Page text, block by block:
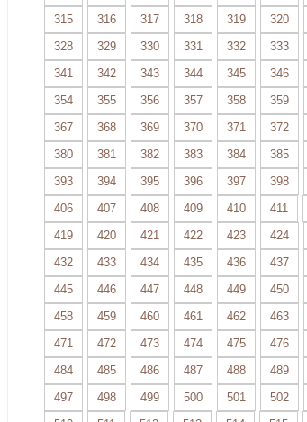
315
316 317 318 319 320
328
329 330 331 332 333
341
342 343 344 345 346
354
355 356 357 358 359
367
368 369 370 371 372
380
381 382 383 384 385
393
394 395 396 397 398
406
407 408 409 410 411
419
420 421 422 423 424
432
433 434 435 436 437
445
446 447 448 449 450
458
459 460 461 462 463
471
472 473 474 475 476
484
485 486 487 488 489
497
498 499 500 501 502